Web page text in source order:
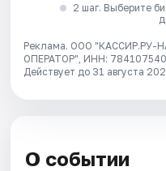
2 шаг. Выберите
Реклама. ООО
ОПЕРАТОР", ИНН:
Действует до 31 августа
О событии